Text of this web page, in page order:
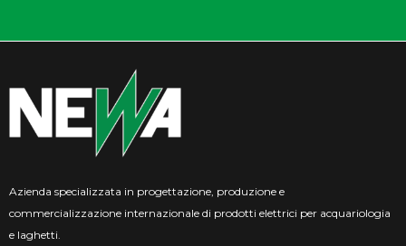
Azienda specializzata in progettazione, produzione e
commercializzazione internazionale di prodotti elettrici per acquariologia
e laghetti.